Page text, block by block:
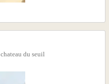
chateau du seuil